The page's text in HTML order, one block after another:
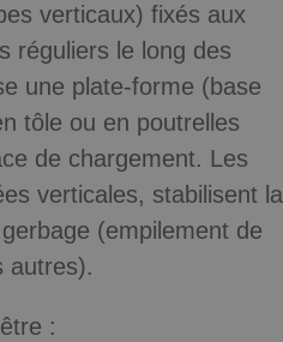
verticaux) fixés aux
réguliers le long des
une plate-forme (base
tôle ou en poutrelles
de chargement. Les
verticales, stabilisent la
(empilement de
autres).
: